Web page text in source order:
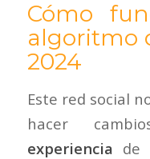
Cómo
algoritmo
2024
Este red social
hacer
experiencia de